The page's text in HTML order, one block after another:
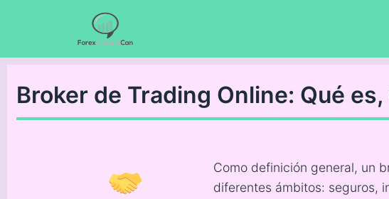
Broker de Trading Online: Qué
Como definición general, un
diferentes ámbitos: seguros,